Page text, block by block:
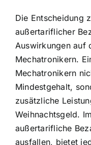
Die Entscheidung
außertariflicher
Auswirkungen auf
Mechatronikern.
Mechatronikern
Mindestgehalt,
zusätzliche
Weihnachtsgeld.
außertarifliche
ausfallen, bietet